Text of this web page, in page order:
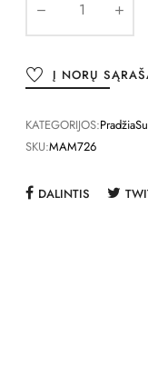
Į NORŲ
KATEGORIJOS:Pradžia
SKU:MAM726
DALINTIS